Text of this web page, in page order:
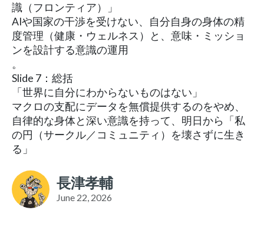
識（フロンティア）」
AIや国家の干渉を受けない、自分自身の身体の精
度管理（健康・ウェルネス）と、意味・ミッショ
ンを設計する意識の運用
。
Slide 7：総括
「世界に自分にわからないものはない」
マクロの支配にデータを無償提供するのをやめ、
自律的な身体と深い意識を持って、明日から「私
の円（サークル／コミュニティ）を壊さずに生き
る」
長津孝輔
June 22, 2026